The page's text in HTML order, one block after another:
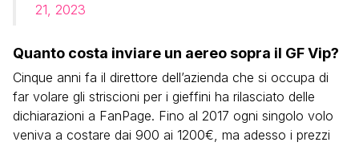
21, 2023
Quanto costa inviare un aereo sopra il GF Vip?
Cinque anni fa il direttore dell’azienda che si occupa di
far volare gli striscioni per i gieffini ha rilasciato delle
dichiarazioni a FanPage. Fino al 2017 ogni singolo volo
veniva a costare dai 900 ai 1200€, ma adesso i prezzi